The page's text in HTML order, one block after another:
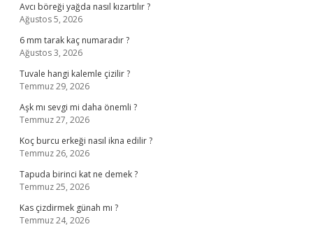
Avcı böreği yağda nasıl kızartılır ?
Ağustos 5, 2026
6 mm tarak kaç numaradır ?
Ağustos 3, 2026
Tuvale hangi kalemle çizilir ?
Temmuz 29, 2026
Aşk mı sevgi mi daha önemli ?
Temmuz 27, 2026
Koç burcu erkeği nasıl ikna edilir ?
Temmuz 26, 2026
Tapuda birinci kat ne demek ?
Temmuz 25, 2026
Kas çizdirmek günah mı ?
Temmuz 24, 2026